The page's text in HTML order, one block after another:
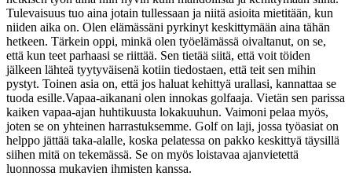
Tulevaisuus tuo aina jotain tullessaan ja niitä asioita mietitään, kun
niiden aika on. Olen elämässäni pyrkinyt keskittymään aina tähän
hetkeen. Tärkein oppi, minkä olen työelämässä oivaltanut, on se,
että kun teet parhaasi se riittää. Sen tietää siitä, että voit töiden
jälkeen lähteä tyytyväisenä kotiin tiedostaen, että teit sen mihin
pystyt. Toinen asia on, että jos haluat kehittyä urallasi, kannattaa se
tuoda esille.Vapaa-aikanani olen innokas golfaaja. Vietän sen parissa
kaiken vapaa-ajan huhtikuusta lokakuuhun. Vaimoni pelaa myös,
joten se on yhteinen harrastuksemme. Golf on laji, jossa työasiat on
helppo jättää taka-alalle, koska pelatessa on pakko keskittyä täysillä
siihen mitä on tekemässä. Se on myös loistavaa ajanvietettä
luonnossa mukavien ihmisten kanssa.